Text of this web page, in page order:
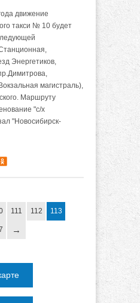
движение
такси № 10 будет
Энергетиков,
магистраль),
Маршруту
"с/х
"Новосибирск-
111 112 113